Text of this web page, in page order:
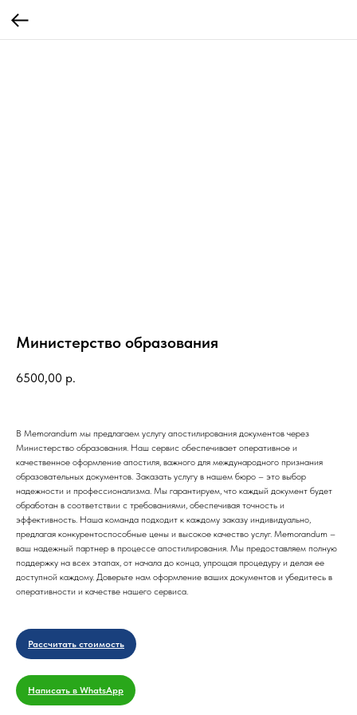
Министерство образования
6500,00 р.
В Memorandum мы предлагаем услугу апостилирования документов через
Министерство образования. Наш сервис обеспечивает оперативное и
качественное оформление апостиля, важного для международного признания
образовательных документов. Заказать услугу в нашем бюро – это выбор
надежности и профессионализма. Мы гарантируем, что каждый документ будет
обработан в соответствии с требованиями, обеспечивая точность и
эффективность. Наша команда подходит к каждому заказу индивидуально,
предлагая конкурентоспособные цены и высокое качество услуг. Memorandum –
ваш надежный партнер в процессе апостилирования. Мы предоставляем полную
поддержку на всех этапах, от начала до конца, упрощая процедуру и делая ее
доступной каждому. Доверьте нам оформление ваших документов и убедитесь в
оперативности и качестве нашего сервиса.
Рассчитать стоимость
Написать в WhatsApp